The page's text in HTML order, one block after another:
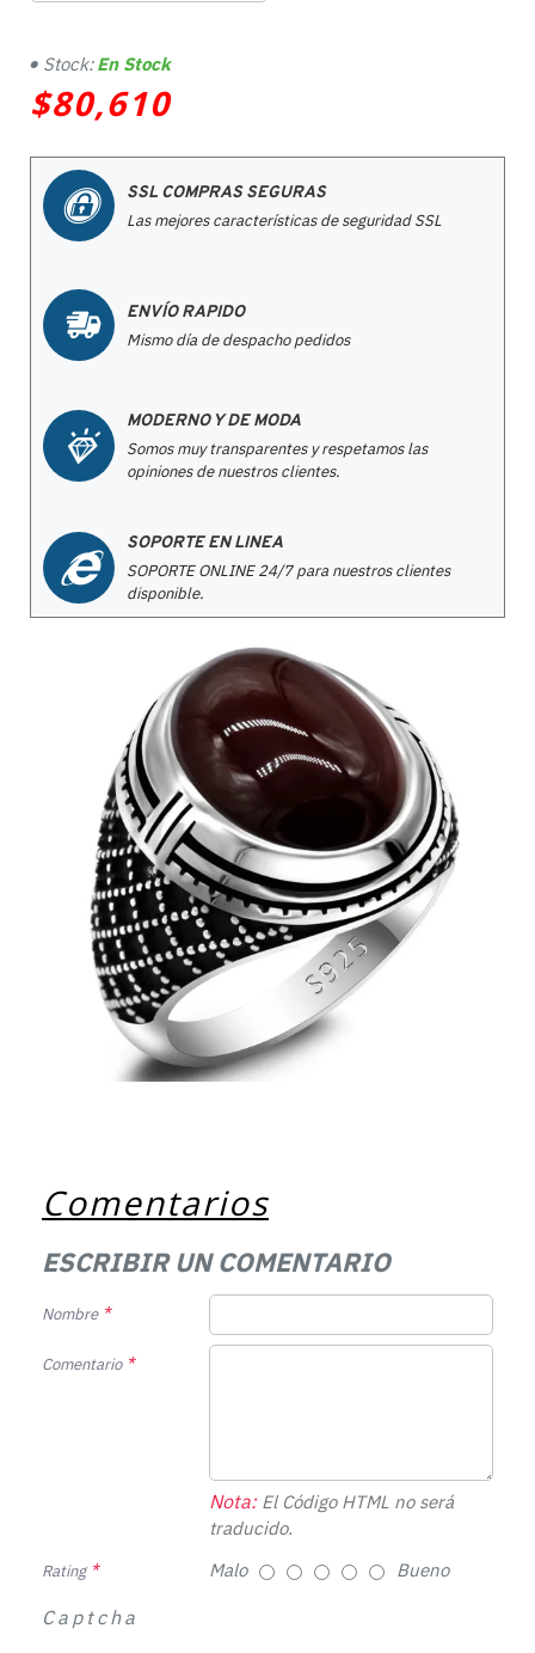
$80,610
Stock: En Stock
SSL COMPRAS SEGURAS
Las mejores características de seguridad SSL
ENVÍO RAPIDO
Mismo día de despacho pedidos
MODERNO Y DE MODA
Somos muy transparentes y respetamos las
opiniones de nuestros clientes.
SOPORTE EN LINEA
SOPORTE ONLINE 24/7 para nuestros clientes
disponible.
Comentarios
ESCRIBIR UN COMENTARIO
Nombre
Comentario
Nota:El Código HTML no será
traducido.
Rating Malo Bueno
Captcha